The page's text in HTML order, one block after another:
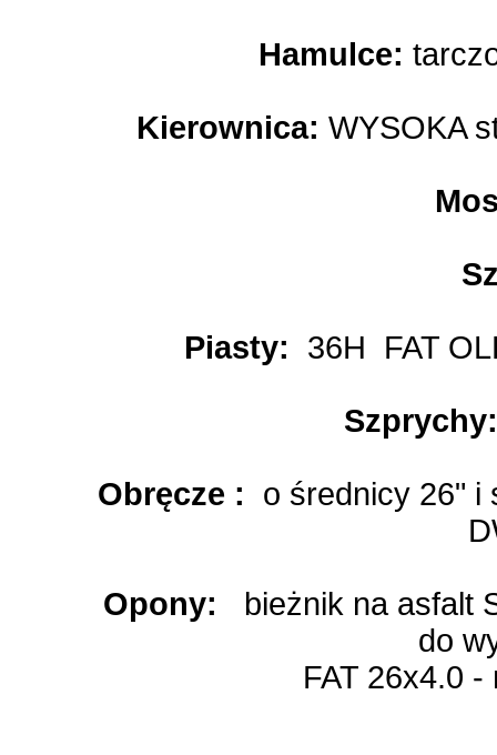
Hamulce:
Kierownica: WYSOKA
Piasty: 36H FAT
Szprychy:
Obręcze :
o średnicy 26" i
Opony: bieżnik na asfalt
do
FAT 26x4.0